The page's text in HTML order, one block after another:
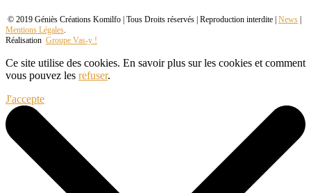
© 2019 Géniès Créations Komilfo | Tous Droits réservés | Reproduction interdite | News
Mentions Légales.
Réalisation Groupe Vas-y !
Ce site utilise des cookies. En savoir plus sur les cookies et comment
vous pouvez les refuser.
J'accepte